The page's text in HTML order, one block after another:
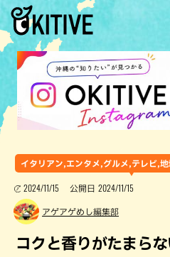
イタリアン,エンタメ,グルメ,テレビ,
2024/11/15 公開日 2024/11/15
アゲアゲめし編集部
コクと香りがたまら